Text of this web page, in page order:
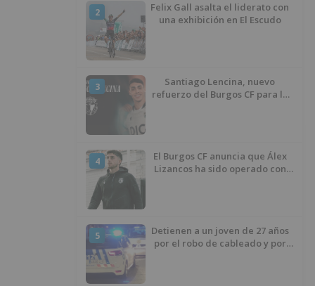
2
Felix Gall asalta el liderato con
una exhibición en El Escudo
3
Santiago Lencina, nuevo
refuerzo del Burgos CF para la
4
El Burgos CF anuncia que Álex
Lizancos ha sido operado con
5
Detienen a un joven de 27 años
por el robo de cableado y por